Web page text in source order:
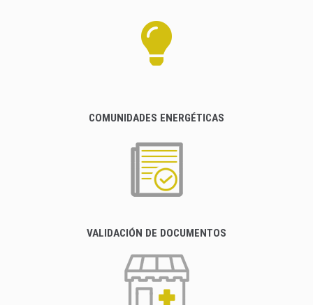
COMUNIDADES ENERGÉTICAS
VALIDACIÓN DE DOCUMENTOS